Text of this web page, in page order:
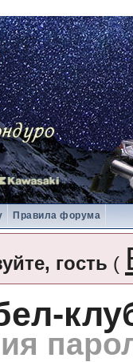
Правила форума
гость (